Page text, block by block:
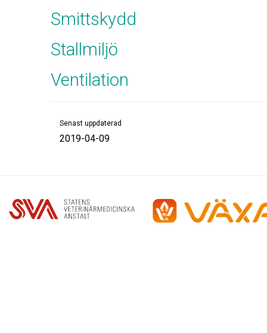
Smittskydd
Stallmiljö
Ventilation
Senast uppdaterad
2019-04-09